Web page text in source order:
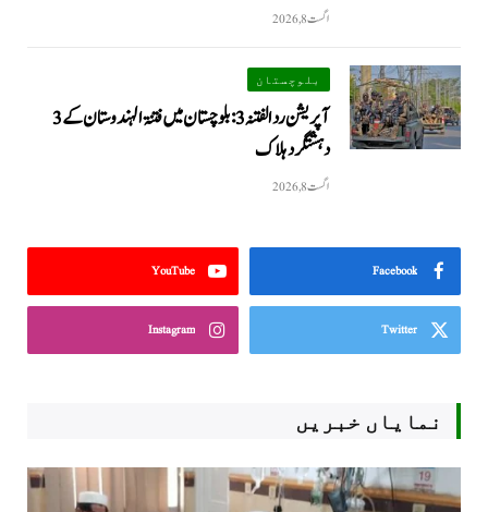
اگست 8, 2026
بلوچستان
آپریشن رد الفتنہ 3: بلوچستان میں فتنۃ الہندوستان کے 3
دہشتگرد ہلاک
اگست 8, 2026
Facebook
YouTube
Twitter
Instagram
نمایاں خبریں